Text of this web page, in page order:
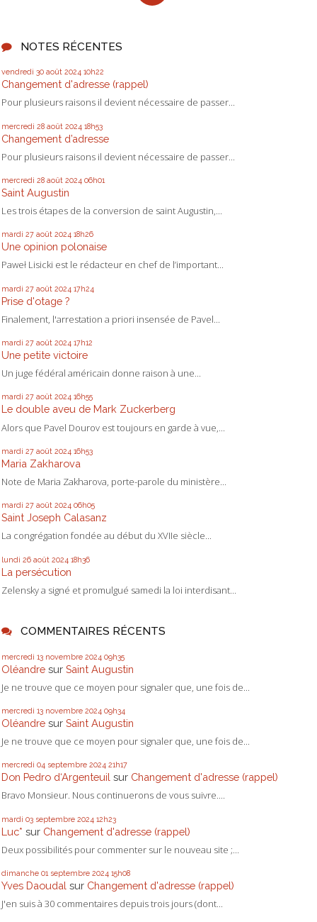
NOTES RÉCENTES
vendredi 30 août 2024 10h22
Changement d'adresse (rappel)
Pour plusieurs raisons il devient nécessaire de passer...
mercredi 28 août 2024 18h53
Changement d’adresse
Pour plusieurs raisons il devient nécessaire de passer...
mercredi 28 août 2024 06h01
Saint Augustin
Les trois étapes de la conversion de saint Augustin,...
mardi 27 août 2024 18h26
Une opinion polonaise
Paweł Lisicki est le rédacteur en chef de l’important...
mardi 27 août 2024 17h24
Prise d'otage ?
Finalement, l'arrestation a priori insensée de Pavel...
mardi 27 août 2024 17h12
Une petite victoire
Un juge fédéral américain donne raison à une...
mardi 27 août 2024 16h55
Le double aveu de Mark Zuckerberg
Alors que Pavel Dourov est toujours en garde à vue,...
mardi 27 août 2024 16h53
Maria Zakharova
Note de Maria Zakharova, porte-parole du ministère...
mardi 27 août 2024 06h05
Saint Joseph Calasanz
La congrégation fondée au début du XVIIe siècle...
lundi 26 août 2024 18h36
La persécution
Zelensky a signé et promulgué samedi la loi interdisant...
COMMENTAIRES RÉCENTS
mercredi 13 novembre 2024 09h35
Oléandre sur Saint Augustin
Je ne trouve que ce moyen pour signaler que, une fois de...
mercredi 13 novembre 2024 09h34
Oléandre sur Saint Augustin
Je ne trouve que ce moyen pour signaler que, une fois de...
mercredi 04 septembre 2024 21h17
Don Pedro d‘Argenteuil sur Changement d'adresse (rappel)
Bravo Monsieur. Nous continuerons de vous suivre....
mardi 03 septembre 2024 12h23
Luc* sur Changement d'adresse (rappel)
Deux possibilités pour commenter sur le nouveau site ;...
dimanche 01 septembre 2024 15h08
Yves Daoudal sur Changement d'adresse (rappel)
J'en suis à 30 commentaires depuis trois jours (dont...